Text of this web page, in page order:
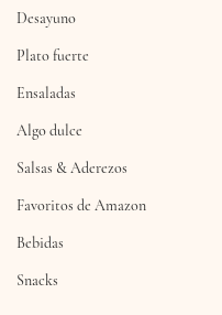
Desayuno
Plato fuerte
Ensaladas
Algo dulce
Salsas & Aderezos
Favoritos de Amazon
Bebidas
Snacks